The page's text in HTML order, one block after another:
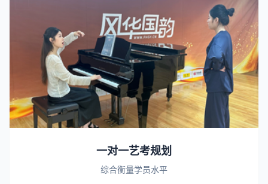
一对一艺考规划
综合衡量学员水平